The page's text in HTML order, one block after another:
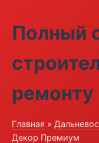
Полный
ремонту
Главная »
Декор Премиум